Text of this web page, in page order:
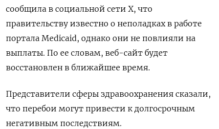
сообщила в социальной сети X, что
правительству известно о неполадках в работе
портала Medicaid, однако они не повлияли на
выплаты. По ее словам, веб-сайт будет
восстановлен в ближайшее время.
Представители сферы здравоохранения сказали,
что перебои могут привести к долгосрочным
негативным последствиям.